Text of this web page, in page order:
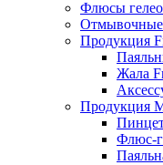
Флюсы
Отмывочные
Продукция
Жала
Продукция
Флюс-